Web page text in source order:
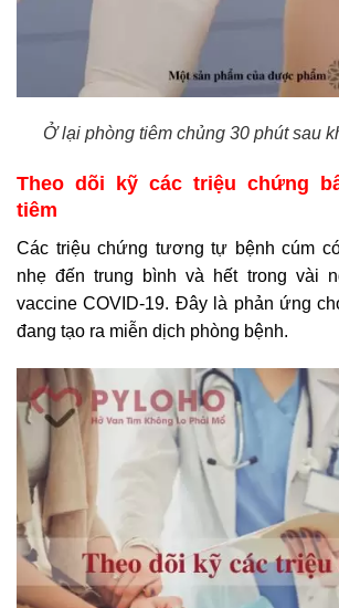
Ở lại phòng tiêm chủng 30 phút sau
Theo dõi kỹ các triệu chứng
tiêm
Các triệu chứng tương tự bệnh cúm
nhẹ đến trung bình và hết trong vài
vaccine COVID-19. Đây là phản ứng
đang tạo ra miễn dịch phòng bệnh.